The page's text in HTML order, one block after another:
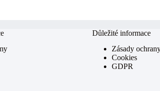
Důležité informace
Zásady
Cookies
GDPR